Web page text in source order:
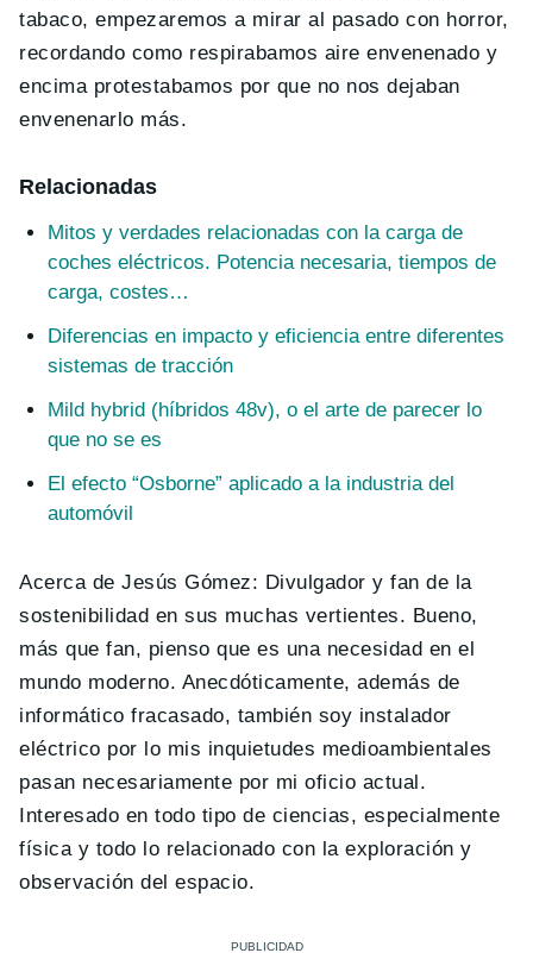
tabaco, empezaremos a mirar al pasado con horror,
recordando como respirabamos aire envenenado y
encima protestabamos por que no nos dejaban
envenenarlo más.
Relacionadas
Mitos y verdades relacionadas con la carga de
coches eléctricos. Potencia necesaria, tiempos de
carga, costes…
Diferencias en impacto y eficiencia entre diferentes
sistemas de tracción
Mild hybrid (híbridos 48v), o el arte de parecer lo
que no se es
El efecto “Osborne” aplicado a la industria del
automóvil
Acerca de Jesús Gómez: Divulgador y fan de la
sostenibilidad en sus muchas vertientes. Bueno,
más que fan, pienso que es una necesidad en el
mundo moderno. Anecdóticamente, además de
informático fracasado, también soy instalador
eléctrico por lo mis inquietudes medioambientales
pasan necesariamente por mi oficio actual.
Interesado en todo tipo de ciencias, especialmente
física y todo lo relacionado con la exploración y
observación del espacio.